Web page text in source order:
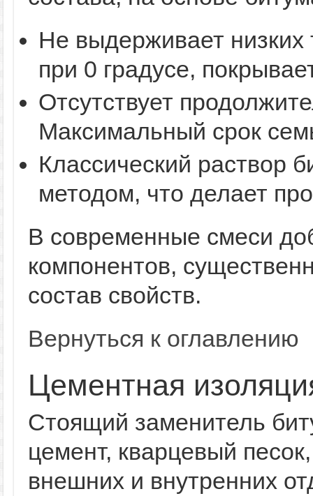
Не выдерживает низких
при 0 градусе,
Отсутствует
Максимальный срок
Классический раствор
методом, что делает
В современные смеси
компонентов,
состав свойств.
Вернуться к оглавлению
Цементная
Стоящий заменитель
цемент, кварцевый
внешних и внутренних